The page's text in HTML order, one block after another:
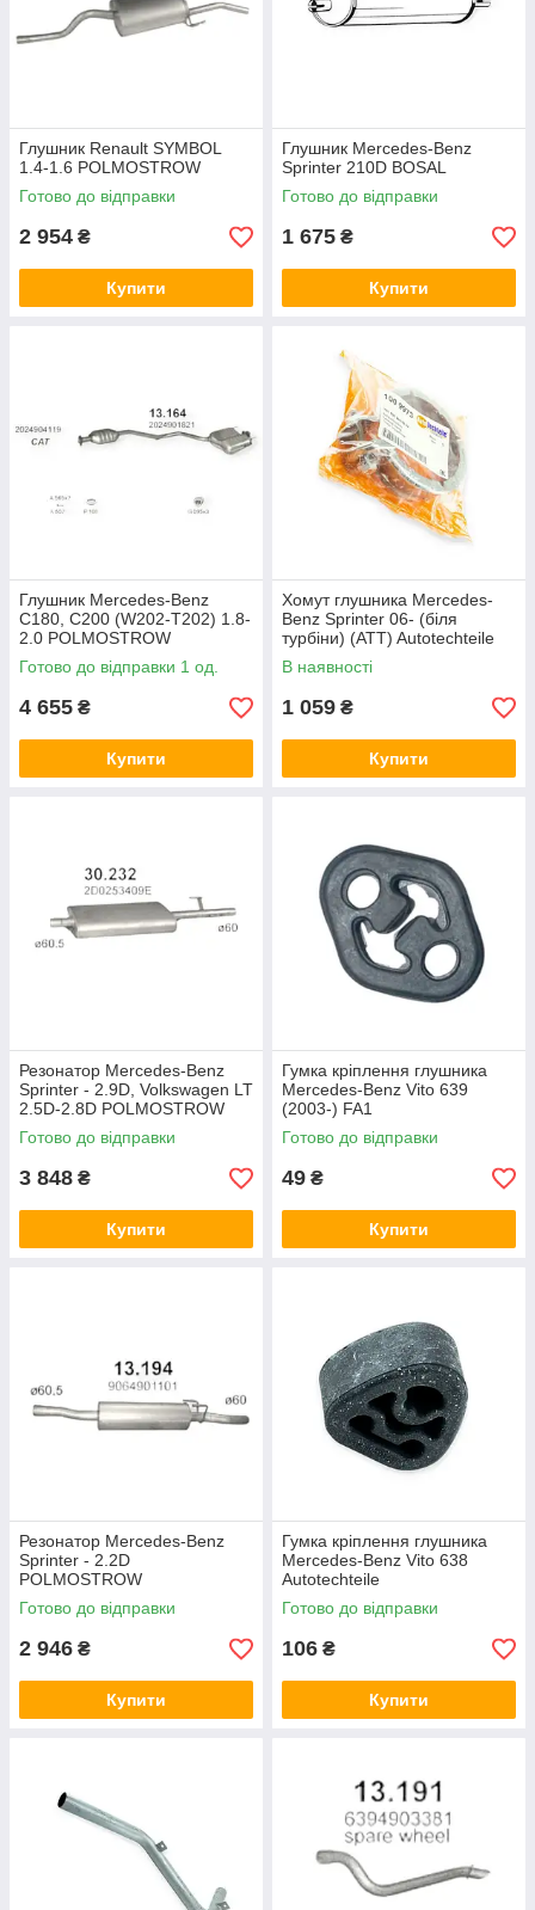
Глушник Renault SYMBOL
1.4-1.6 POLMOSTROW
Готово до відправки
2 954 ₴
Купити
Глушник Mercedes-Benz
Sprinter 210D BOSAL
Готово до відправки
1 675 ₴
Купити
Глушник Mercedes-Benz
C180, C200 (W202-T202) 1.8-
2.0 POLMOSTROW
Готово до відправки 1 од.
4 655 ₴
Купити
Хомут глушника Mercedes-
Benz Sprinter 06- (біля
турбіни) (ATT) Autotechteile
В наявності
1 059 ₴
Купити
Резонатор Mercedes-Benz
Sprinter - 2.9D, Volkswagen LT
2.5D-2.8D POLMOSTROW
Готово до відправки
3 848 ₴
Купити
Гумка кріплення глушника
Mercedes-Benz Vito 639
(2003-) FA1
Готово до відправки
49 ₴
Купити
Резонатор Mercedes-Benz
Sprinter - 2.2D
POLMOSTROW
Готово до відправки
2 946 ₴
Купити
Гумка кріплення глушника
Mercedes-Benz Vito 638
Autotechteile
Готово до відправки
106 ₴
Купити